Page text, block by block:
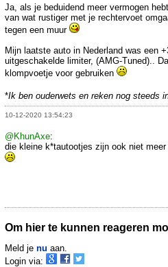
Ja, als je beduidend meer vermogen
van wat rustiger met je rechtervoet
tegen een muur
Mijn laatste auto in Nederland was een
uitgeschakelde limiter, (AMG-Tuned)..
klompvoetje voor gebruiken
*Ik ben ouderwets en reken nog steeds
10-12-2020 13:54:23
@KhunAxe:
die kleine k*tautootjes zijn ook niet
Om hier te kunnen reageren
Meld je nu aan.
Login via: